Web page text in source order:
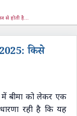
से होती है...
किसे
में बीमा को लेकर एक
रही है कि यह